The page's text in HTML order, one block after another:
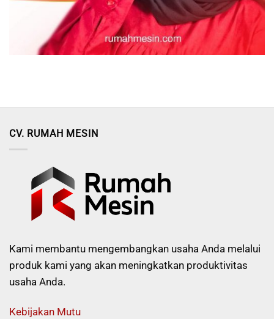
CV. RUMAH MESIN
Kami membantu mengembangkan usaha Anda melalui
produk kami yang akan meningkatkan produktivitas
usaha Anda.
Kebijakan Mutu